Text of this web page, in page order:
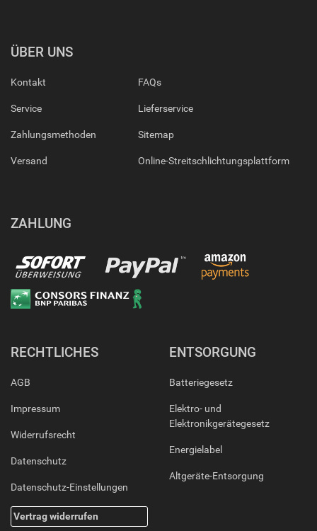
ÜBER UNS
Kontakt
Service
Zahlungsmethoden
Versand
FAQs
Lieferservice
Sitemap
Online-Streitschlichtungsplattform
ZAHLUNG
RECHTLICHES
AGB
Impressum
Widerrufsrecht
Datenschutz
Datenschutz-Einstellungen
Vertrag widerrufen
ENTSORGUNG
Batteriegesetz
Elektro- und
Elektronikgerätegesetz
Energielabel
Altgeräte-Entsorgung